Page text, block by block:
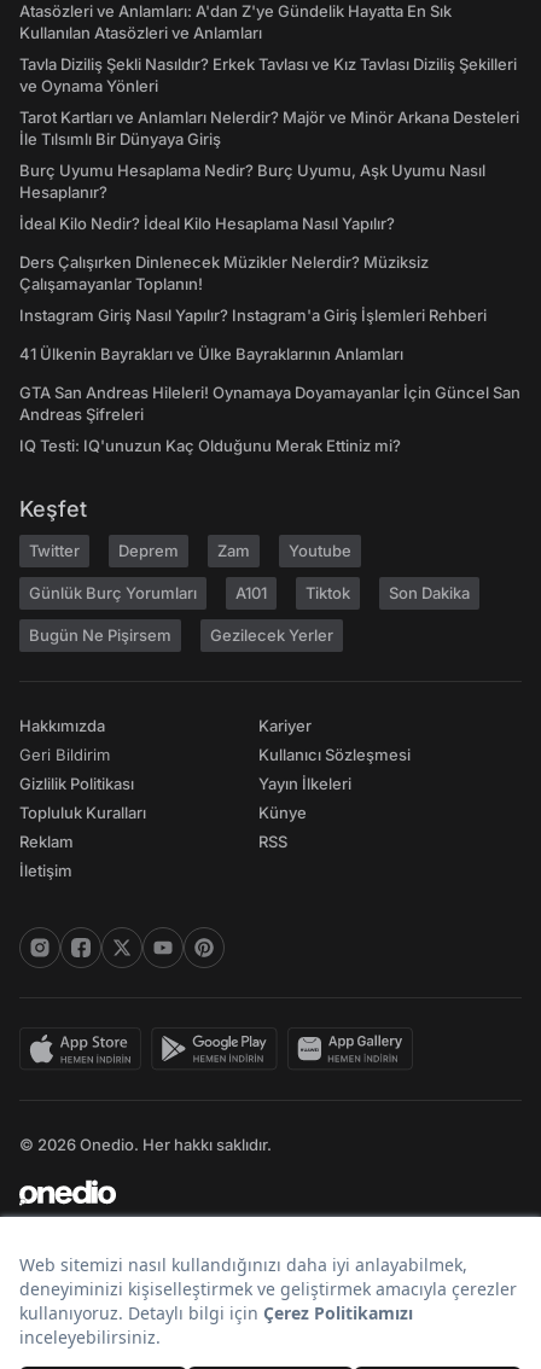
Atasözleri ve Anlamları: A'dan Z'ye Gündelik Hayatta En Sık
Kullanılan Atasözleri ve Anlamları
Tavla Diziliş Şekli Nasıldır? Erkek Tavlası ve Kız Tavlası Diziliş Şekilleri
ve Oynama Yönleri
Tarot Kartları ve Anlamları Nelerdir? Majör ve Minör Arkana Desteleri
İle Tılsımlı Bir Dünyaya Giriş
Burç Uyumu Hesaplama Nedir? Burç Uyumu, Aşk Uyumu Nasıl
Hesaplanır?
İdeal Kilo Nedir? İdeal Kilo Hesaplama Nasıl Yapılır?
Ders Çalışırken Dinlenecek Müzikler Nelerdir? Müziksiz
Çalışamayanlar Toplanın!
Instagram Giriş Nasıl Yapılır? Instagram'a Giriş İşlemleri Rehberi
41 Ülkenin Bayrakları ve Ülke Bayraklarının Anlamları
GTA San Andreas Hileleri! Oynamaya Doyamayanlar İçin Güncel San
Andreas Şifreleri
IQ Testi: IQ'unuzun Kaç Olduğunu Merak Ettiniz mi?
Keşfet
Twitter Deprem Zam Youtube
Günlük Burç Yorumları A101 Tiktok Son Dakika
Bugün Ne Pişirsem Gezilecek Yerler
Hakkımızda
Geri Bildirim
Gizlilik Politikası
Topluluk Kuralları
Reklam
İletişim
Kariyer
Kullanıcı Sözleşmesi
Yayın İlkeleri
Künye
RSS
© 2026 Onedio. Her hakkı saklıdır.
Bir markasıdır.